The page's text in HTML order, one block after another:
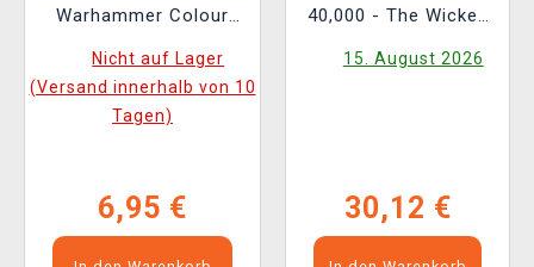
Warhammer Colour
Nicht auf Lager
(Versand innerhalb von 10
Tagen)
6,95 €
40,000 - The Wicked
15. August 2026
30,12 €